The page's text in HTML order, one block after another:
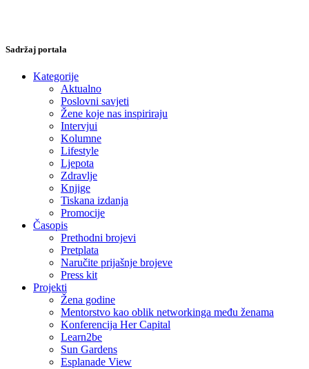
Sadržaj portala
Kategorije
Aktualno
Poslovni savjeti
Žene koje nas inspiriraju
Intervjui
Kolumne
Lifestyle
Ljepota
Zdravlje
Knjige
Tiskana izdanja
Promocije
Časopis
Prethodni brojevi
Pretplata
Naručite prijašnje brojeve
Press kit
Projekti
Žena godine
Mentorstvo kao oblik networkinga među ženama
Konferencija Her Capital
Learn2be
Sun Gardens
Esplanade View